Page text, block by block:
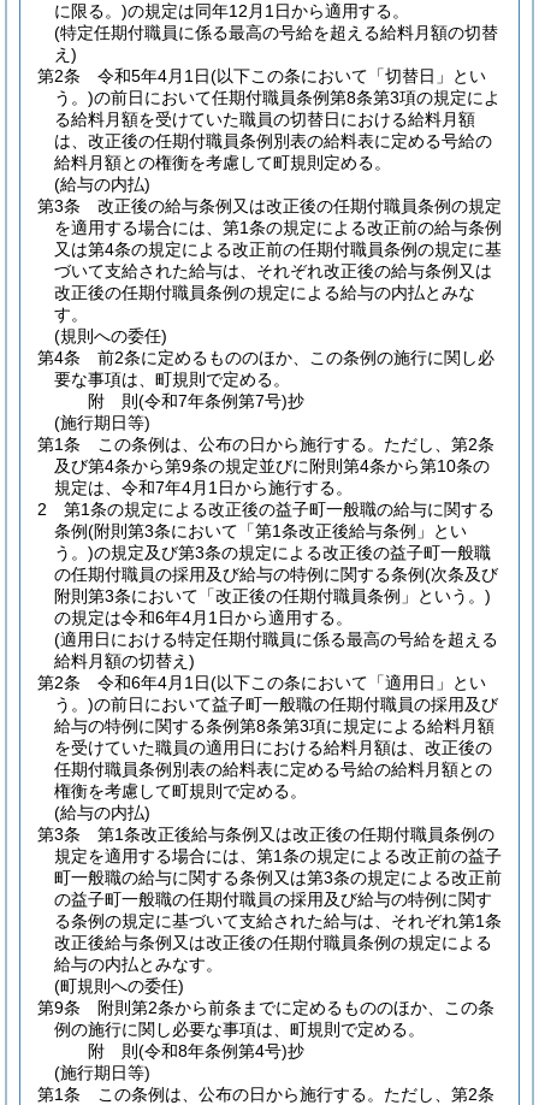
に限る。)の規定は同年12月1日から適用する。
(特定任期付職員に係る最高の号給を超える給料月額の切替
え)
第2条
令和5年4月1日(以下この条において「切替日」とい
う。)の前日において任期付職員条例第8条第3項の規定によ
る給料月額を受けていた職員の切替日における給料月額
は、改正後の任期付職員条例別表の給料表に定める号給の
給料月額との権衡を考慮して町規則定める。
(給与の内払)
第3条
改正後の給与条例又は改正後の任期付職員条例の規定
を適用する場合には、第1条の規定による改正前の給与条例
又は第4条の規定による改正前の任期付職員条例の規定に基
づいて支給された給与は、それぞれ改正後の給与条例又は
改正後の任期付職員条例の規定による給与の内払とみな
す。
(規則への委任)
第4条
前2条に定めるもののほか、この条例の施行に関し必
要な事項は、町規則で定める。
附 則(令和7年条例第7号)抄
(施行期日等)
第1条
この条例は、公布の日から施行する。 ただし、第2条
及び第4条から第9条の規定並びに附則第4条から第10条の
規定は、令和7年4月1日から施行する。
2
第1条の規定による改正後の益子町一般職の給与に関する
条例(附則第3条において「第1条改正後給与条例」とい
う。)の規定及び第3条の規定による改正後の益子町一般職
の任期付職員の採用及び給与の特例に関する条例(次条及び
附則第3条において「改正後の任期付職員条例」という。)
の規定は令和6年4月1日から適用する。
(適用日における特定任期付職員に係る最高の号給を超える
給料月額の切替え)
第2条
令和6年4月1日(以下この条において「適用日」とい
う。)の前日において益子町一般職の任期付職員の採用及び
給与の特例に関する条例第8条第3項に規定による給料月額
を受けていた職員の適用日における給料月額は、改正後の
任期付職員条例別表の給料表に定める号給の給料月額との
権衡を考慮して町規則で定める。
(給与の内払)
第3条
第1条改正後給与条例又は改正後の任期付職員条例の
規定を適用する場合には、第1条の規定による改正前の益子
町一般職の給与に関する条例又は第3条の規定による改正前
の益子町一般職の任期付職員の採用及び給与の特例に関す
る条例の規定に基づいて支給された給与は、それぞれ第1条
改正後給与条例又は改正後の任期付職員条例の規定による
給与の内払とみなす。
(町規則への委任)
第9条
附則第2条から前条までに定めるもののほか、この条
例の施行に関し必要な事項は、町規則で定める。
附 則(令和8年条例第4号)抄
(施行期日等)
第1条
この条例は、公布の日から施行する。 ただし、第2条